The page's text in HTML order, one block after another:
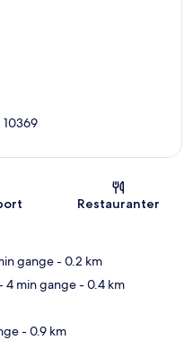
10369
Restauranter
gange- 0.2 km
4 min gange- 0.4 km
- 0.9 km